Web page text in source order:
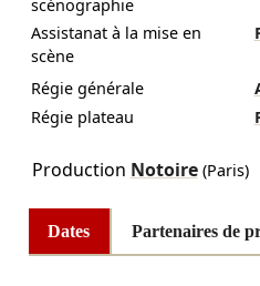
scénographie
Assistanat à la mise en
scène
Régie générale
Régie plateau
Production Notoire(Paris)
Dates Partenaires de